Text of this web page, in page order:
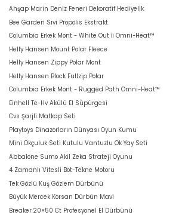
Ahşap Marin Deniz Feneri Dekoratif Hediyelik
Bee Garden Sivi Propolis Ekstrakt
Columbia Erkek Mont - White Out İi Omni-Heat™
Helly Hansen Mount Polar Fleece
Helly Hansen Zippy Polar Mont
Helly Hansen Block Fullzip Polar
Columbia Erkek Mont - Rugged Path Omni-Heat™
Einhell Te-Hv Akülü El Süpürgesi
Cvs Şarjli Matkap Seti
Playtoys Dinazorların Dünyası Oyun Kumu
Mini Okçuluk Seti Kutulu Vantuzlu Ok Yay Seti
Abbalone Sumo Akil Zeka Strateji Oyunu
4 Zamanlı Vitesli Bot-Tekne Motoru
Tek Gözlü Kuş Gözlem Dürbünü
Büyük Mercek Korsan Dürbün Mavi
Breaker 20×50 Ct Profesyonel El Dürbünü